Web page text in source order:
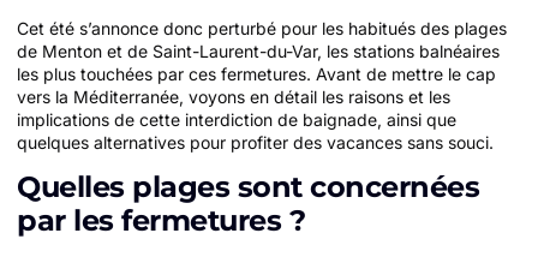
Cet été s’annonce donc perturbé pour les habitués des plages
de Menton et de Saint-Laurent-du-Var, les stations balnéaires
les plus touchées par ces fermetures. Avant de mettre le cap
vers la Méditerranée, voyons en détail les raisons et les
implications de cette interdiction de baignade, ainsi que
quelques alternatives pour profiter des vacances sans souci.
Quelles plages sont concernées
par les fermetures ?